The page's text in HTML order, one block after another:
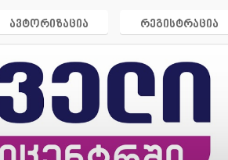
ავტორიზაცია რეგისტრაცია